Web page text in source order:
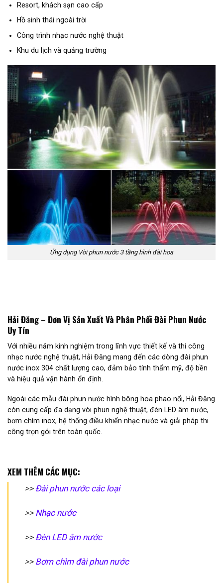
Resort, khách sạn cao cấp
Hồ sinh thái ngoài trời
Công trình nhạc nước nghệ thuật
Khu du lịch và quảng trường
Ứng dụng Vòi phun nước 3 tầng hình đài hoa
Hải Đăng – Đơn Vị Sản Xuất Và Phân Phối Đài Phun Nước
Uy Tín
Với nhiều năm kinh nghiệm trong lĩnh vực thiết kế và thi công
nhạc nước nghệ thuật, Hải Đăng mang đến các dòng đài phun
nước inox 304 chất lượng cao, đảm bảo tính thẩm mỹ, độ bền
và hiệu quả vận hành ổn định.
Ngoài các mẫu đài phun nước hình bông hoa phao nổi, Hải Đăng
còn cung cấp đa dạng vòi phun nghệ thuật, đèn LED âm nước,
bơm chìm inox, hệ thống điều khiển nhạc nước và giải pháp thi
công trọn gói trên toàn quốc.
XEM THÊM CÁC MỤC:
>> Đài phun nước các loại
>> Nhạc nước
>> Đèn LED âm nước
>> Bơm chìm đài phun nước